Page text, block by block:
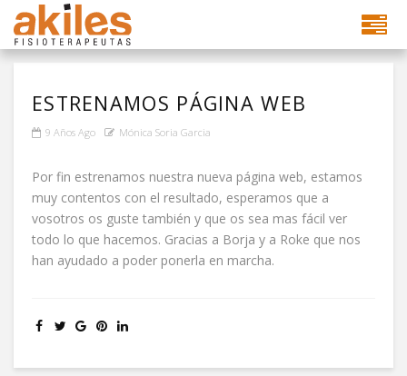
ESTRENAMOS PÁGINA WEB
9 Años Ago Mónica Soria Garcia
Por fin estrenamos nuestra nueva página web, estamos
muy contentos con el resultado, esperamos que a
vosotros os guste también y que os sea mas fácil ver
todo lo que hacemos. Gracias a Borja y a Roke que nos
han ayudado a poder ponerla en marcha.